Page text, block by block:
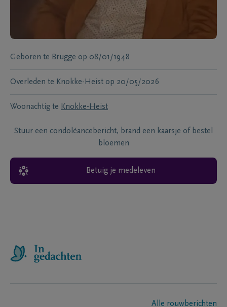
Geboren te Brugge op 08/01/1948
Overleden te Knokke-Heist op 20/05/2026
Woonachtig te Knokke-Heist
Stuur een condoléancebericht, brand een kaarsje of bestel
bloemen
Betuig je medeleven
Alle rouwberichten